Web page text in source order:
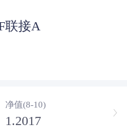
联接A
净值(8-10)
1.2017